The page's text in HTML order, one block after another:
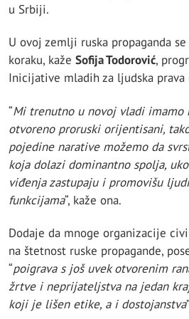
u Srbiji.
U ovoj zemlji ruska propaganda
koraku, kaže Sofija Todorović,
Inicijative mladih za ljudska prava
“Mi trenutno u novoj vladi imamo
otvoreno proruski orijentisani,
pojedine narative možemo da
koja dolazi dominantno spolja,
viđenja zastupaju i promovišu
funkcijama“, kaže ona.
Dodaje da mnoge organizacije
na štetnost ruske propagande,
“poigrava s još uvek otvorenim
žrtve i neprijateljstva na jedan
koji je lišen etike, a i dostojanstva